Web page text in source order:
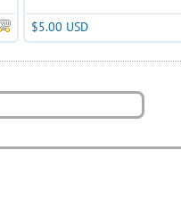
$5.00 USD